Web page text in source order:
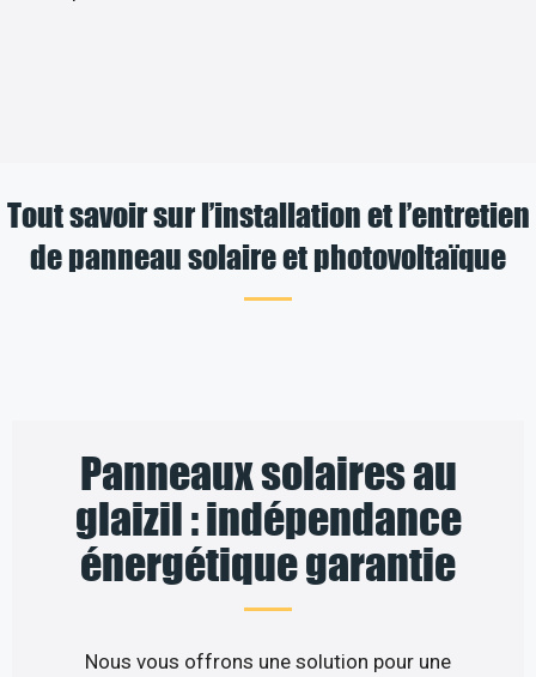
Tout savoir sur l’installation et l’entretien
de panneau solaire et photovoltaïque
Panneaux solaires au
glaizil : indépendance
énergétique garantie
Nous vous offrons une solution pour une